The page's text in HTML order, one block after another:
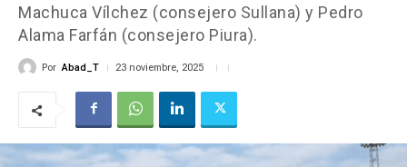
Machuca Vílchez (consejero Sullana) y Pedro
Alama Farfán (consejero Piura).
Por Abad_T 23 noviembre, 2025